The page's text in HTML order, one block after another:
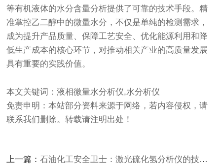
等有机液体的水分含量分析提供了可靠的技术手段。精
准掌控乙二醇中的微量水分，不仅是单纯的检测需求，
成为提升产品质量、保障工艺安全、优化能源利用和降
低生产成本的核心环节，对推动相关产业的高质量发展
具有重要的实践价值。
本文关键词：液相微量水分析仪,水分析仪
免责申明：本站部分资料来源于网络，若内容侵权，请
联系我们删除。转载请注明出处！
上一篇：石油化工安全卫士：激光硫化氢分析仪的技术革新与应用实践